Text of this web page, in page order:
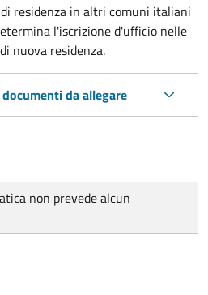
residenza in altri comuni italiani
l'iscrizione d'ufficio nelle
nuova residenza.
da allegare
non prevede alcun